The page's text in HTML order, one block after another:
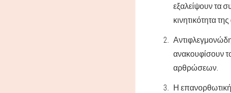
εξαλείψουν τα
κινητικότητα
ανακουφίσουν
αρθρώσεων.
Η επανορθωτική